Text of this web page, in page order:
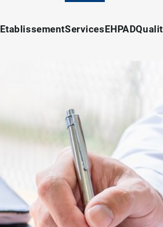
EtablissementServicesEHPAD